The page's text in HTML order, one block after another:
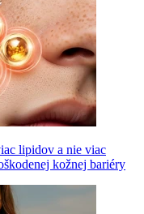
lipidov a nie viac
kožnej bariéry